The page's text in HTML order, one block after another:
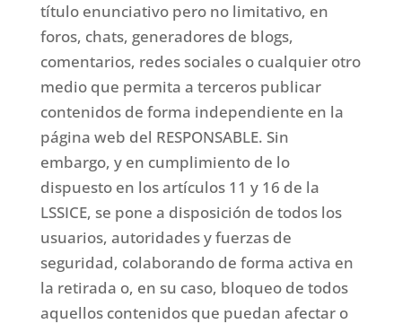
título enunciativo pero no limitativo, en
foros, chats, generadores de blogs,
comentarios, redes sociales o cualquier otro
medio que permita a terceros publicar
contenidos de forma independiente en la
página web del RESPONSABLE. Sin
embargo, y en cumplimiento de lo
dispuesto en los artículos 11 y 16 de la
LSSICE, se pone a disposición de todos los
usuarios, autoridades y fuerzas de
seguridad, colaborando de forma activa en
la retirada o, en su caso, bloqueo de todos
aquellos contenidos que puedan afectar o